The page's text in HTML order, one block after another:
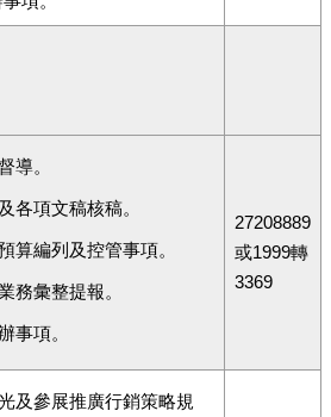
導。
各項文稿核稿。
算編列及控管事項。
務彙整提報。
事項。
27208889
或1999轉
3369
及參展推廣行銷策略規